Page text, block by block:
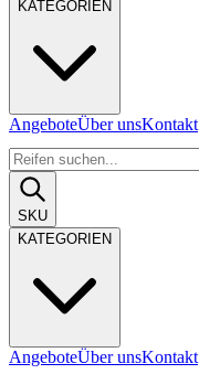
KATEGORIEN
AngeboteÜber unsKontakt
SKU
KATEGORIEN
AngeboteÜber unsKontakt